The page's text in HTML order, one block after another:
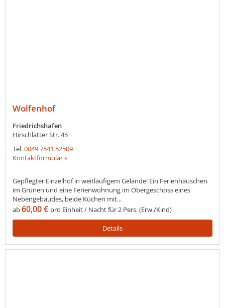
Wolfenhof
Friedrichshafen
Hirschlatter Str. 45
Tel.0049 7541 52509
Kontaktformular »
Gepflegter Einzelhof in weitläufigem Gelände! Ein Ferienhäuschen
im Grünen und eine Ferienwohnung im Obergeschoss eines
Nebengebäudes, beide Küchen mit...
ab60,00 € pro Einheit / Nacht für 2 Pers. (Erw./Kind)
Details